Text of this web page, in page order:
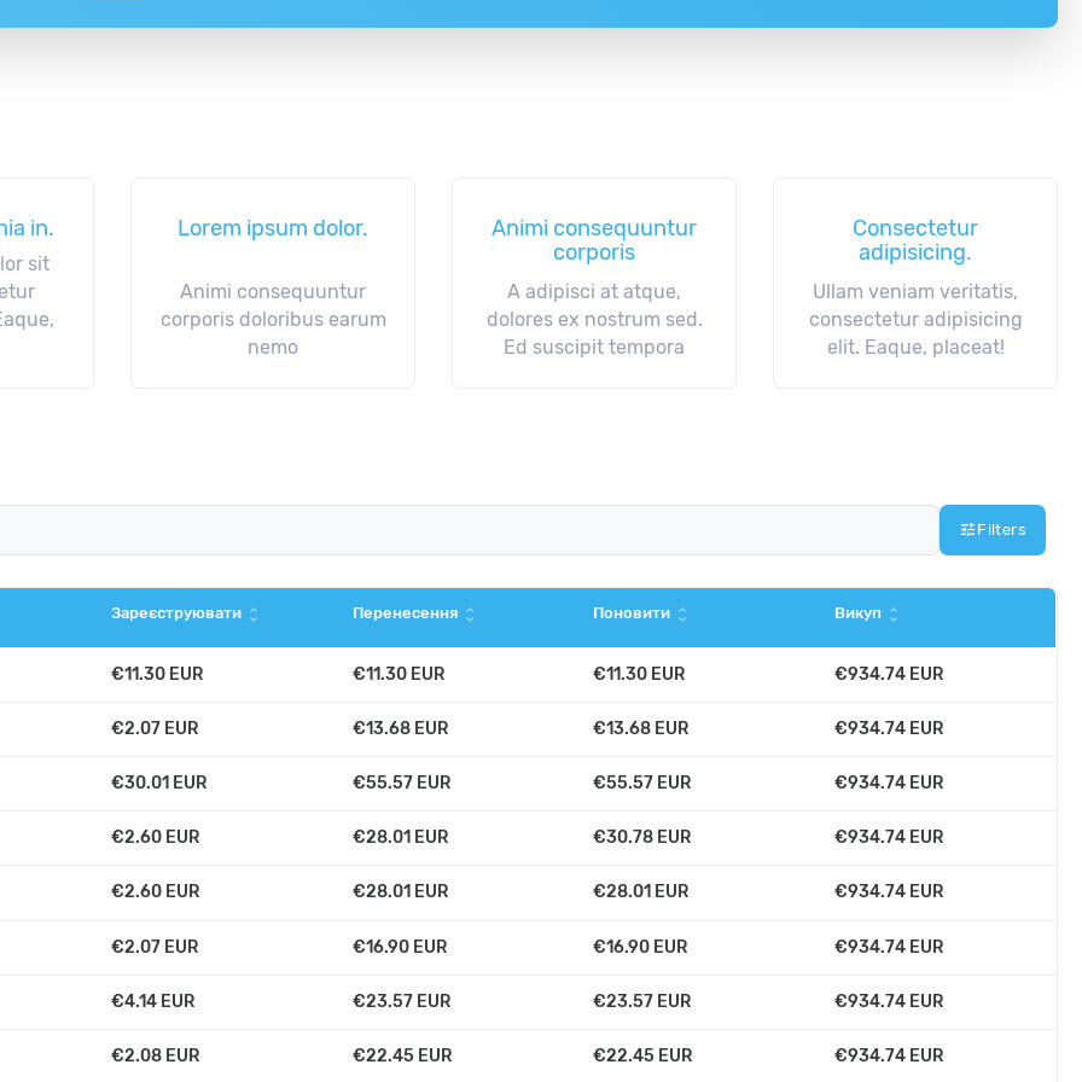
in.
sit
Lorem ipsum dolor.
Animi consequuntur
corporis doloribus earum
nemo
Animi consequuntur
corporis
A adipisci at atque,
dolores ex nostrum sed.
Ed suscipit tempora
Consectetur
adipisicing.
Ullam veniam veritatis,
consectetur adipisicing
elit. Eaque, placeat!
tuneFilters
Зареєструювати unfold_more Перенесення unfold_more Поновити unfold_more Викуп unfold_more
€11.30 EUR €11.30 EUR €11.30 EUR €934.74 EUR
€2.07 EUR €13.68 EUR €13.68 EUR €934.74 EUR
€30.01 EUR €55.57 EUR €55.57 EUR €934.74 EUR
€2.60 EUR €28.01 EUR €30.78 EUR €934.74 EUR
€2.60 EUR €28.01 EUR €28.01 EUR €934.74 EUR
€2.07 EUR €16.90 EUR €16.90 EUR €934.74 EUR
€4.14 EUR €23.57 EUR €23.57 EUR €934.74 EUR
€2.08 EUR €22.45 EUR €22.45 EUR €934.74 EUR